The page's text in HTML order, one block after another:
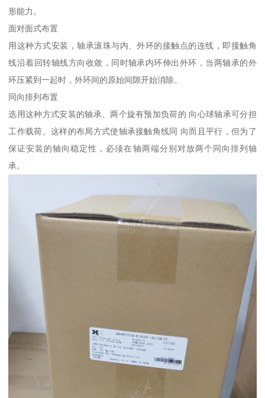
形能力。
面对面式布置
用这种方式安装，轴承滚珠与内、外环的接触点的连线，即接触角
线沿着回转轴线方向收敛，同时轴承内环伸出外环，当两轴承的外
环压紧到一起时，外环间的原始间隙开始消除。
同向排列布置
选用这种方式安装的轴承、两个旋有预加负荷的 向心球轴承可分担
工作载荷。这样的布局方式使轴承接触角线同 向而且平行，但为了
保证安装的轴向稳定性，必须在轴两端分别对放两个同向排列轴
承。